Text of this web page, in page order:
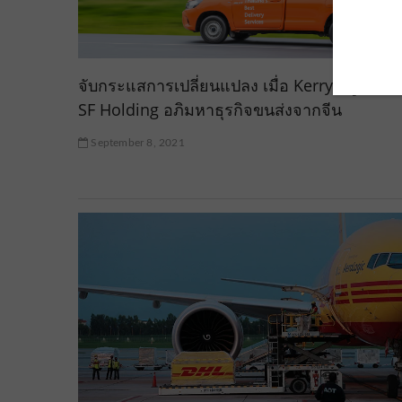
จับกระแสการเปลี่ยนแปลง เมื่อ Kerry อยู่ใต้ร่ม
SF Holding อภิมหาธุรกิจขนส่งจากจีน
September 8, 2021